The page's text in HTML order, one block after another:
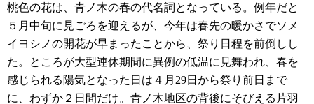
桃色の花は、青ノ木の春の代名詞となっている。例年だと
５月中旬に見ごろを迎えるが、今年は春先の暖かさでソメ
イヨシノの開花が早まったことから、祭り日程を前倒しし
た。ところが大型連休期間に異例の低温に見舞われ、春を
感じられる陽気となった日は４月29日から祭り前日まで
に、わずか２日間だけ。青ノ木地区の背後にそびえる片羽